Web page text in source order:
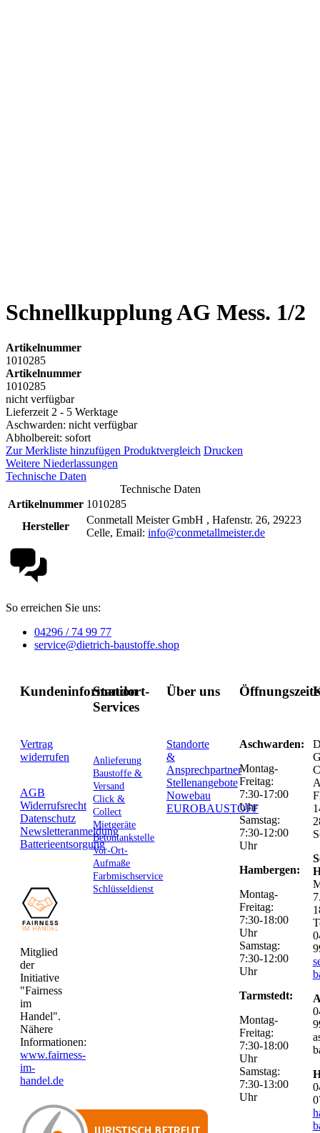
Schnellkupplung AG Mess. 1/2
Artikelnummer
1010285
Artikelnummer
1010285
nicht verfügbar
Lieferzeit 2 - 5 Werktage
Aschwarden: nicht verfügbar
Abholbereit: sofort
Zur Merkliste hinzufügen Produktvergleich Drucken
Weitere Niederlassungen
Technische Daten
Technische Daten
Artikelnummer 1010285
Hersteller
Conmetall Meister GmbH , Hafenstr. 26, 29223
Celle, Email: info@conmetallmeister.de
So erreichen Sie uns:
04296 / 74 99 77
service@dietrich-baustoffe.shop
Kundeninformation
Vertrag
widerrufen
AGB
Widerrufsrecht
Datenschutz
Newsletteranmeldung
Batterieentsorgung
Mitglied
der
Initiative
"Fairness
im
Handel".
Nähere
Informationen:
www.fairness-
im-
handel.de
Standort-
Services
Anlieferung
Baustoffe &
Versand
Click &
Collect
Mietgeräte
Betontankstelle
Vor-Ort-
Aufmaße
Farbmischservice
Schlüsseldienst
Über uns
Standorte
&
Ansprechpartner
Stellenangebote
Nowebau
EUROBAUSTOFF
Aschwarden:
Montag-
Freitag:
7:30-17:00
Uhr
Samstag:
7:30-12:00
Uhr
Hambergen:
Montag-
Freitag:
7:30-18:00
Uhr
Samstag:
7:30-12:00
Uhr
Tarmstedt:
Montag-
Freitag:
7:30-18:00
Uhr
Samstag:
7:30-13:00
Uhr